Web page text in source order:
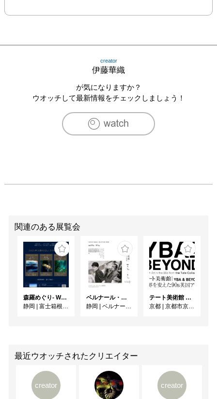
creator
伊藤華織
が気になりますか？
ウオッチして最新情報をチェックしましょう！
関連のある展覧会
森羅めぐり- Wandering in Shinra -
静岡 | 富士箱根カントリークラブ
ベルナール・ビュフェと写真 ーカメラがとらえたビュフェとその時代、そして21 世紀へ
静岡 | ベルナール・ビュフェ美術館
テート美術館 ― YBA & BEYOND 世界を変えた90s英国アート
京都 | 京都市京セラ美術館
最近ウオッチされたクリエイター
creator creator